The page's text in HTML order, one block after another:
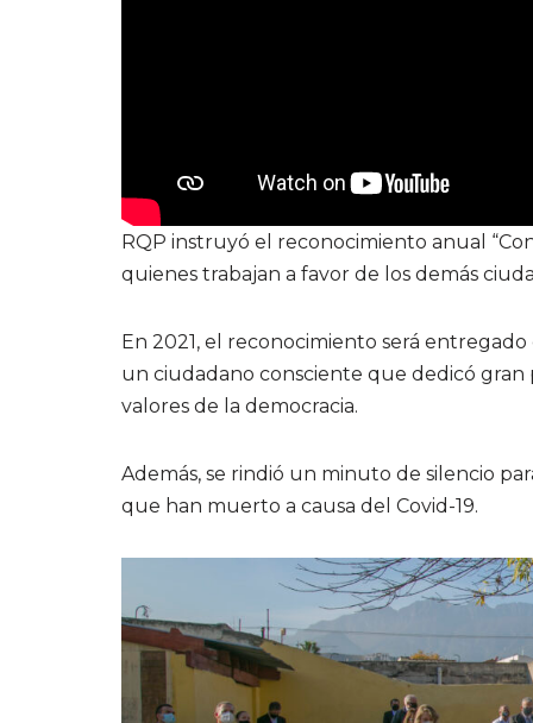
RQP instruyó el reconocimiento anual
quienes trabajan a favor de los demás
En 2021, el reconocimiento será
un ciudadano consciente que dedicó gran
valores de la democracia.
Además, se rindió un minuto de silencio
que han muerto a causa del Covid-19.